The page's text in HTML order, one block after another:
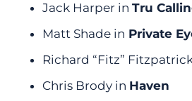
Jack Harper in Tru
Matt Shade in Private
Richard “Fitz”
Chris Brody in Haven